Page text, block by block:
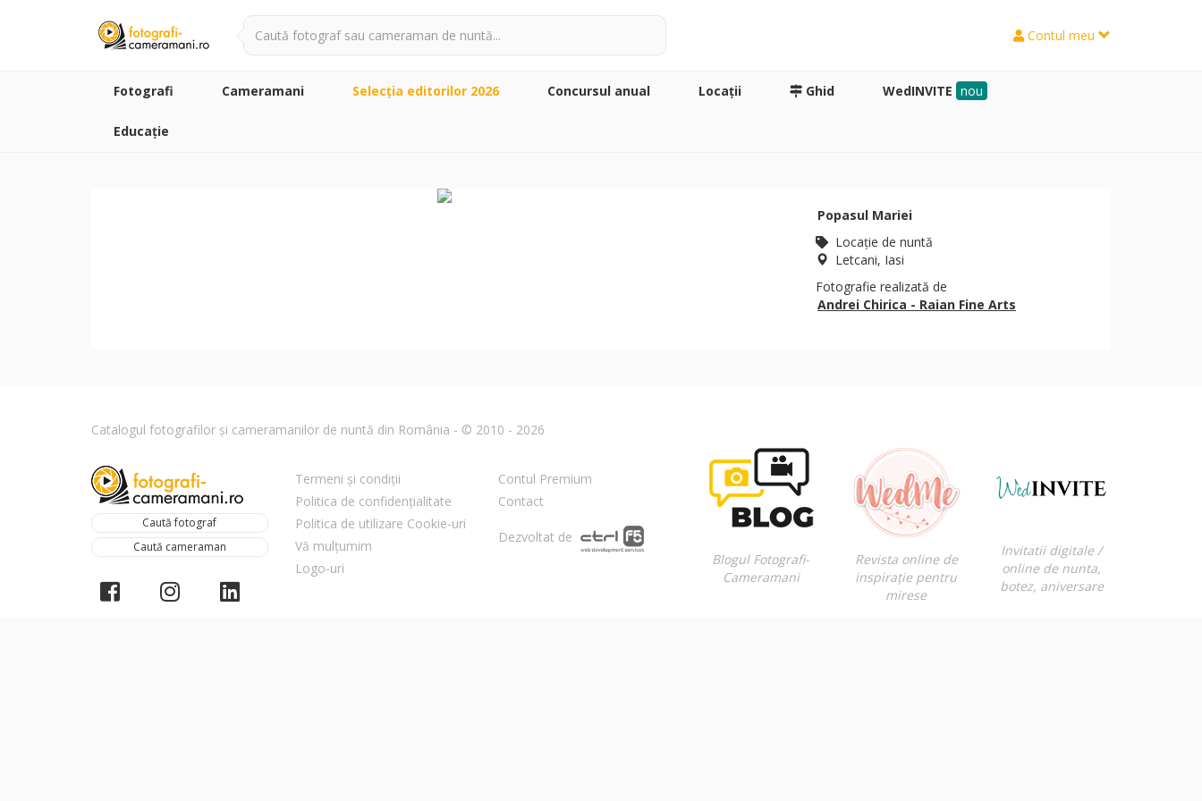
Contul meu
Fotografi Cameramani Selecţia editorilor 2026 Concursul anual Locaţii Ghid WedINVITE nou
Educație
Popasul Mariei
Locaţie de nuntă
Letcani, Iasi
Fotografie realizată de
Andrei Chirica - Raian Fine Arts
Catalogul fotografilor și cameramanilor de nuntă din România - © 2010 - 2026
Caută fotograf
Caută cameraman
Termeni și condiții
Politica de confidențialitate
Politica de utilizare Cookie-uri
Vă mulțumim
Logo-uri
Contul Premium
Contact
Dezvoltat de
Blogul Fotografi-
Cameramani
Revista online de
inspirație pentru
mirese
Invitatii digitale /
online de nunta,
botez, aniversare